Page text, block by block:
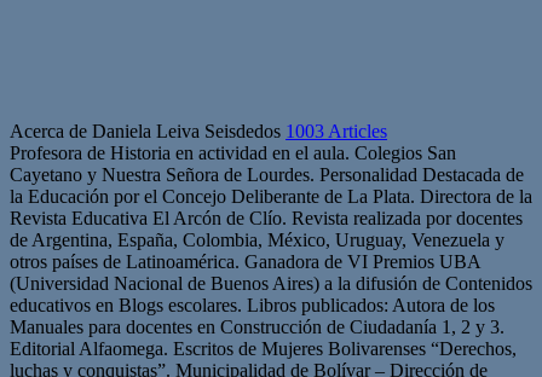
Acerca de Daniela Leiva Seisdedos 1003 Articles
Profesora de Historia en actividad en el aula. Colegios San
Cayetano y Nuestra Señora de Lourdes. Personalidad Destacada de
la Educación por el Concejo Deliberante de La Plata. Directora de la
Revista Educativa El Arcón de Clío. Revista realizada por docentes
de Argentina, España, Colombia, México, Uruguay, Venezuela y
otros países de Latinoamérica. Ganadora de VI Premios UBA
(Universidad Nacional de Buenos Aires) a la difusión de Contenidos
educativos en Blogs escolares. Libros publicados: Autora de los
Manuales para docentes en Construcción de Ciudadanía 1, 2 y 3.
Editorial Alfaomega. Escritos de Mujeres Bolivarenses “Derechos,
luchas y conquistas”. Municipalidad de Bolívar – Dirección de